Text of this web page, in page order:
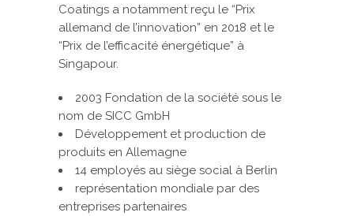
Coatings a notamment reçu le “Prix
allemand de l’innovation” en 2018 et le
“Prix de l’efficacité énergétique” à
Singapour.
2003 Fondation de la société sous le
nom de SICC GmbH
Développement et production de
produits en Allemagne
14 employés au siège social à Berlin
représentation mondiale par des
entreprises partenaires